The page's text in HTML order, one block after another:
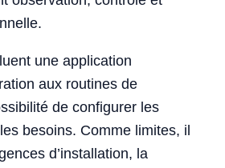
une application
aux routines de
de configurer les
besoins. Comme limites, il
d’installation, la